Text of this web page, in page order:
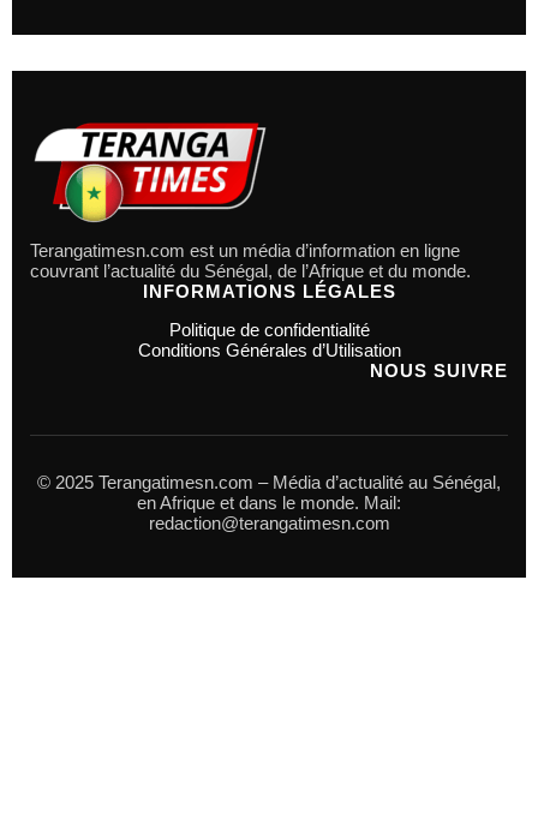
Terangatimesn.com est un média d’information en ligne
couvrant l’actualité du Sénégal, de l’Afrique et du monde.
INFORMATIONS LÉGALES
Politique de confidentialité
Conditions Générales d’Utilisation
NOUS SUIVRE
© 2025 Terangatimesn.com – Média d’actualité au Sénégal,
en Afrique et dans le monde. Mail:
redaction@terangatimesn.com